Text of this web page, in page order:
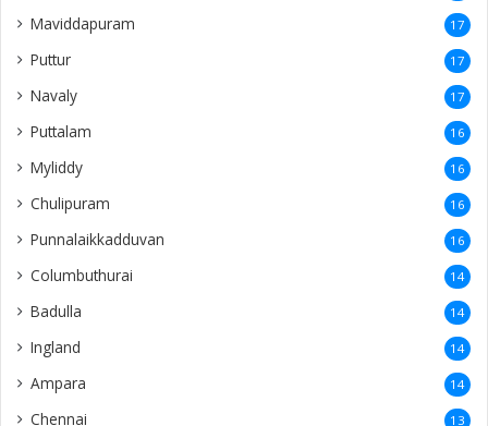
Maviddapuram 17
Puttur 17
Navaly 17
Puttalam 16
Myliddy 16
Chulipuram 16
Punnalaikkadduvan 16
Columbuthurai 14
Badulla 14
Ingland 14
Ampara 14
Chennai 13